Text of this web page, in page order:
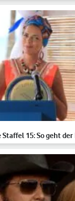
Staffel 15: So geht